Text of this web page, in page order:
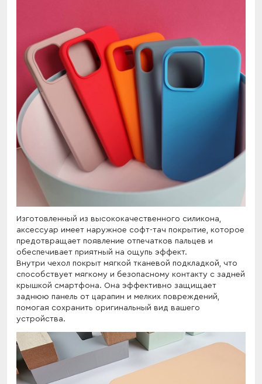
Изготовленный из высококачественного силикона,
аксессуар имеет наружное софт-тач покрытие, которое
предотвращает появление отпечатков пальцев и
обеспечивает приятный на ощупь эффект.
Внутри чехол покрыт мягкой тканевой подкладкой, что
способствует мягкому и безопасному контакту с задней
крышкой смартфона. Она эффективно защищает
заднюю панель от царапин и мелких повреждений,
помогая сохранить оригинальный вид вашего
устройства.